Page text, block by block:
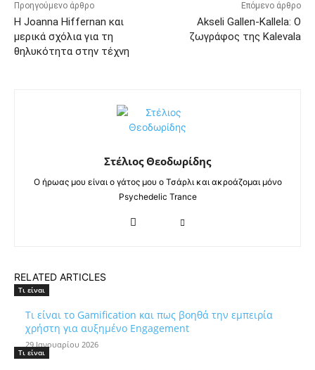
Προηγούμενο άρθρο
Η Joanna Hiffernan και
μερικά σχόλια για τη
θηλυκότητα στην τέχνη
Επόμενο άρθρο
Akseli Gallen-Kallela: Ο
ζωγράφος της Kalevala
Στέλιος Θεοδωρίδης
Ο ήρωας μου είναι ο γάτος μου ο Τσάρλι και ακροάζομαι μόνο
Psychedelic Trance
RELATED ARTICLES
Τι είναι
Τι είναι το Gamification και πως βοηθά την εμπειρία
χρήστη για αυξημένο Engagement
29 Ιανουαρίου 2026
Τι είναι